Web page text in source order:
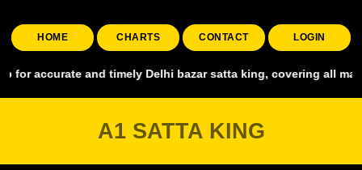
HOME CHARTS CONTACT LOGIN
and timely Delhi bazar satta king, covering all major
A1 SATTA KING